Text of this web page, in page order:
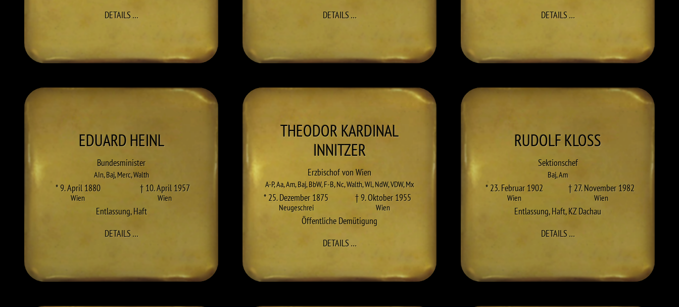
DETAILS…ZU MAX GERERSTORFER
DETAILS…ZU RUDOLF GROHS
DETAILS…ZU WILHELM HADAMOVSKY
EDUARDHEINL
Bundesminister
AIn,Baj,Merc,Walth
* 9. April 1880
Wien
† 10. April 1957
Wien
Entlassung,Haft
DETAILS…ZU EDUARD HEINL
THEODOR KARDINAL
INNITZER
Erzbischof von Wien
A-P,Aa,Am,Baj,BbW,F-B,Nc,Walth,Wl,NdW,VDW,Mx
* 25. Dezember 1875
Neugeschrei
† 9. Oktober 1955
Wien
Öffentliche Demütigung
DETAILS…ZU THEODOR KARDINAL INNITZER
RUDOLFKLOSS
Sektionschef
Baj,Am
* 23. Februar 1902
Wien
† 27. November 1982
Wien
Entlassung,Haft,KZ Dachau
DETAILS…ZU RUDOLF KLOSS